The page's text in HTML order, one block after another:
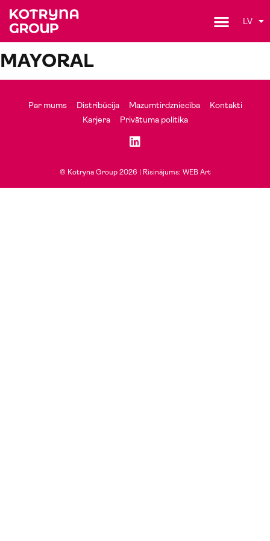
LV
MAYORAL
Par mums Distribūcija Mazumtirdzniecība
Kontakti
Karjera
Privātuma politika
© Kotryna Group 2026 | Risinājums: WEB Art